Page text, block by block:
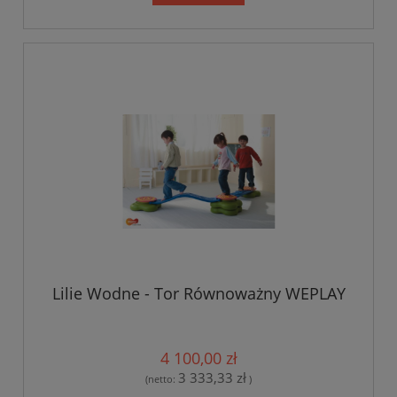
Lilie Wodne - Tor Równoważny WEPLAY
4 100,00 zł
(netto: 3 333,33 zł )